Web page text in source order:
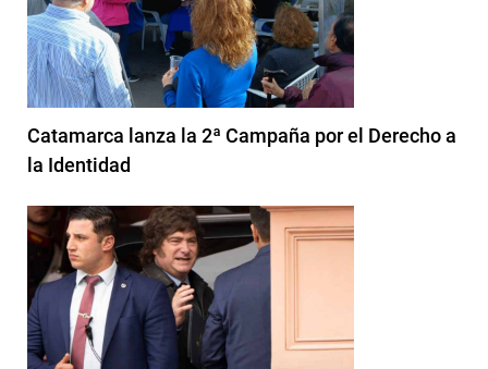
Catamarca lanza la 2ª Campaña por el Derecho a
la Identidad